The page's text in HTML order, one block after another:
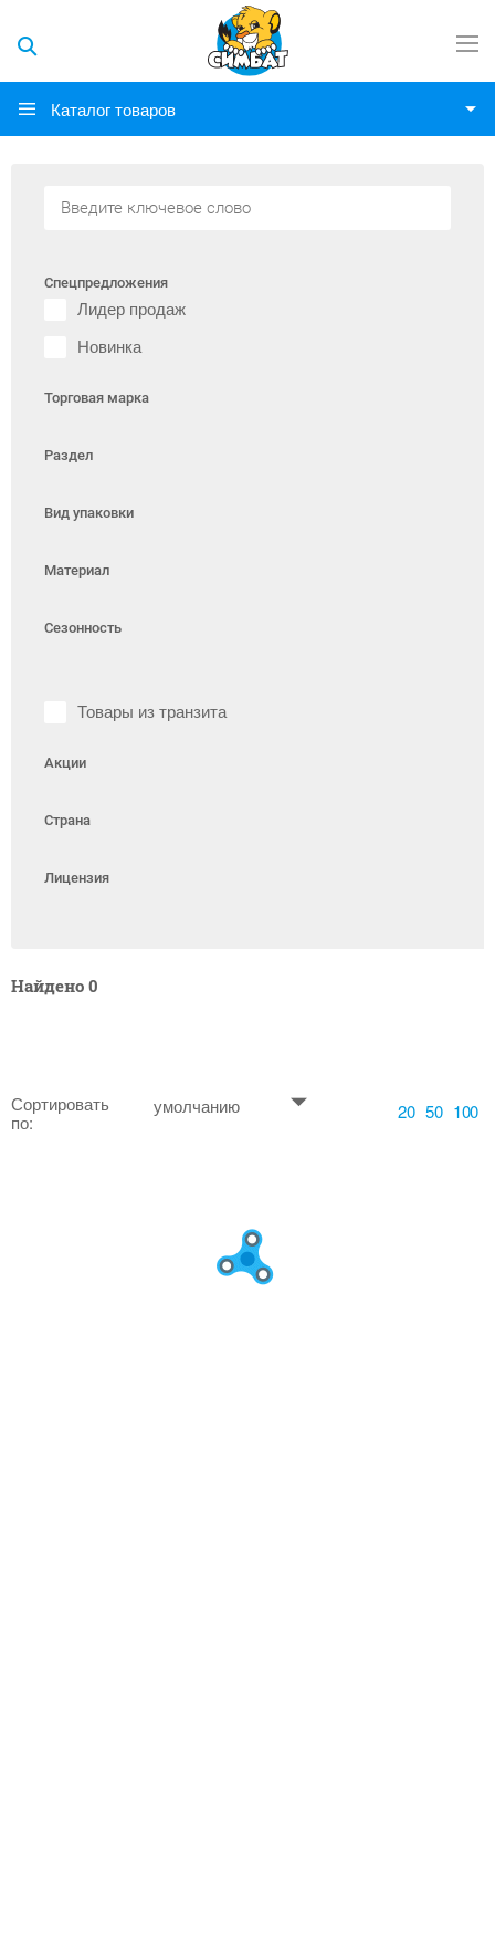
Каталог товаров
Спецпредложения
Лидер продаж
Новинка
Торговая марка
Раздел
Вид упаковки
Материал
Сезонность
Товары из транзита
Акции
Страна
Лицензия
Найдено 0
Сортировать
по:
умолчанию 20 50 100